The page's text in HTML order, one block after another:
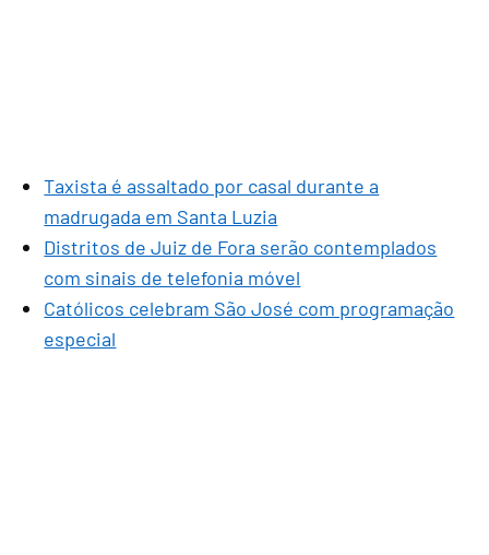
Taxista é assaltado por casal durante a
madrugada em Santa Luzia
Distritos de Juiz de Fora serão contemplados
com sinais de telefonia móvel
Católicos celebram São José com programação
especial